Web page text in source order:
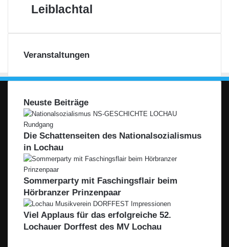
Leiblachtal
Veranstaltungen
Neuste Beiträge
Die Schattenseiten des Nationalsozialismus
in Lochau
Sommerparty mit Faschingsflair beim
Hörbranzer Prinzenpaar
Viel Applaus für das erfolgreiche 52.
Lochauer Dorffest des MV Lochau